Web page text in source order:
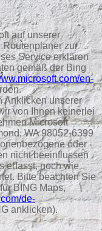
auf unserer
Routenplaner zur
Service erklären
gemäß der Bing
en-
Anklicken unserer
von Ihnen keinerlei
Microsoft
WA 98052-6399
oder
nicht beeinflussen
erfasst, noch wie
Bitte beachten Sie
BING Maps,
de-
anklicken).